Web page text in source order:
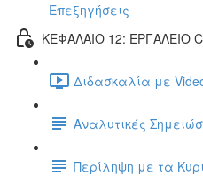
Επεξηγήσεις
ΚΕΦΑΛΑΙΟ 12: ΕΡΓΑΛΕΙΟ
Διδασκαλία με
Αναλυτικές
Περίληψη με τα